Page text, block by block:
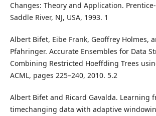
Changes: Theory and Application.
Saddle River, NJ, USA, 1993. 1
Albert Bifet, Eibe Frank, Geoffrey Holmes,
Pfahringer. Accurate Ensembles for Data
Combining Restricted Hoeffding Trees
ACML, pages 225–240, 2010. 5.2
Albert Bifet and Ricard Gavalda. Learning
timechanging data with adaptive